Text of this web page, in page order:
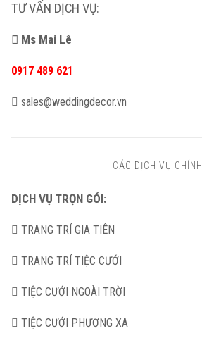
TƯ VẤN DỊCH VỤ:
Ms Mai Lê
0917 489 621
sales@weddingdecor.vn
CÁC DỊCH VỤ CHÍNH
DỊCH VỤ TRỌN GÓI:
TRANG TRÍ GIA TIÊN
TRANG TRÍ TIỆC CƯỚI
TIỆC CƯỚI NGOÀI TRỜI
TIỆC CƯỚI PHƯƠNG XA